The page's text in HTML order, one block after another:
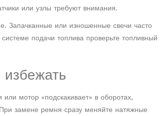
или узлы требуют внимания.
Запачканные или изношенные свечи часто
подачи топлива проверьте топливный
мотор «подскакивает» в оборотах,
замене ремня сразу меняйте натяжные